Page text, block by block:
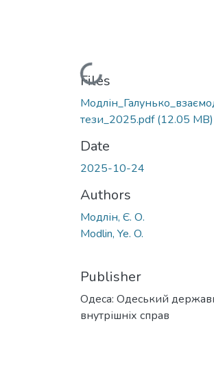
Loading...
Files
тези_2025.pdf(12.05 MB)
Date
2025-10-24
Authors
Модлін, Є. О.
Modlin, Ye. O.
Publisher
Одеса: Одеський
внутрішніх справ